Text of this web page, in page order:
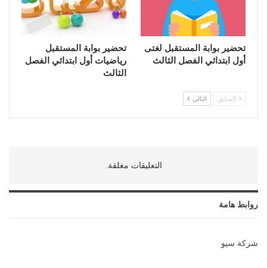
تحضير بوابة المستقبل لغتى
أول ابتدائي الفصل الثالث
تحضير بوابة المستقبل
رياضيات أول ابتدائي الفصل
الثالث
السابق التالي
التعليقات مغلقة.
روابط هامة
شركة سيو